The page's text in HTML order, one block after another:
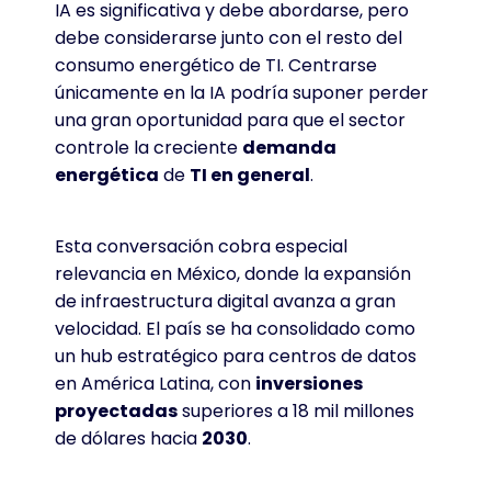
IA es significativa y debe abordarse, pero
debe considerarse junto con el resto del
consumo energético de TI. Centrarse
únicamente en la IA podría suponer perder
una gran oportunidad para que el sector
controle la creciente demanda
energética de TI en general.
Esta conversación cobra especial
relevancia en México, donde la expansión
de infraestructura digital avanza a gran
velocidad. El país se ha consolidado como
un hub estratégico para centros de datos
en América Latina, con inversiones
proyectadassuperiores a 18 mil millones
de dólares hacia 2030.